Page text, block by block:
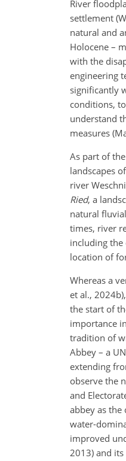
River
settlement
natural and
Holocene –
with the
engineering
significantly
conditions,
understand
measures
As part of
landscapes
river
Ried, a
natural
times, river
including the
location of
Whereas a
et al.,
the start of
importance
tradition of
Abbey – a
extending
observe the
and
abbey as the
water-
improved
2013) and